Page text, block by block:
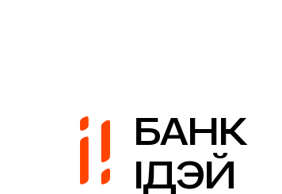
БАНК
ІДЭЙ